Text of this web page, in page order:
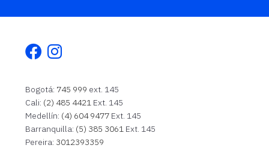
Facebook
Instagram
Bogotá: 745 999 ext. 145
Cali: (2) 485 4421 Ext. 145
Medellín: (4) 604 9477 Ext. 145
Barranquilla: (5) 385 3061 Ext. 145
Pereira: 3012393359